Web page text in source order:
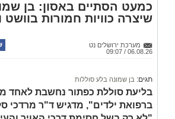
החשודים הועברו לחקירה, ובית
לתאריך 6.8.26.
בפעילות נוספת של בלשי תחנת בית
בסחר בסמים, זוהו על פי החשד שתי
כמעט הסתיים באסון: בן
שיצרה כוויות חמורות בוושט
מערכת ירושלים נט
06.08.26 / 09:07
תגים: בן שמונה בלע סוללות
בליעת סוללת כפתור נחשבת לאחד
ברפואת ילדים", מדגיש ד"ר מרדכי